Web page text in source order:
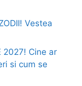
Vestea
2027! Cine ar
si cum se